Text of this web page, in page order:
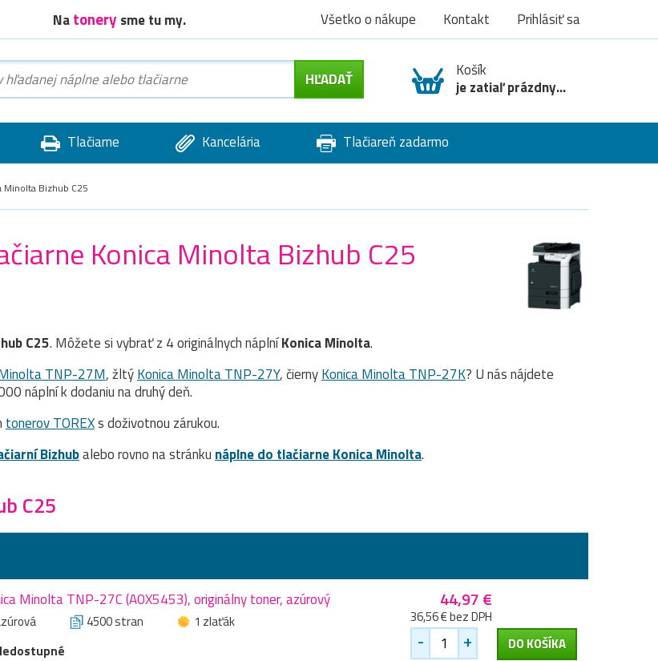
Natonery sme tu my. Všetko o nákupe Kontakt Prihlásiť sa
Košík
je zatiaľ prázdny...
Tlačiarne Kancelária Tlačiareň zadarmo
Minolta Bizhub C25
Konica Minolta Bizhub C25
C25. Môžete si vybrať z 4 originálnych náplníKonica Minolta.
TNP-27M, žltýKonica Minolta TNP-27Y, čiernyKonica Minolta TNP-27K? U nás nájdete
náplní k dodaniu na druhý deň.
tonerov TOREXs doživotnou zárukou.
Bizhubalebo rovno na stránku náplne do tlačiarne Konica Minolta.
C25
Minolta TNP-27C (A0X5453), originálny toner, azúrový
4500 stran
1 zlaťák
44,97 €
36,56 € bez DPH
- + DO KOŠÍKA